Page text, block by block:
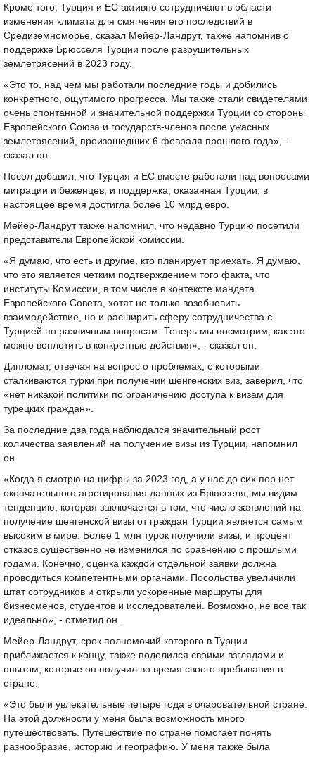
Кроме того, Турция и ЕС активно сотрудничают в области
изменения климата для смягчения его последствий в
Средиземноморье, сказал Мейер-Ландрут, также напомнив о
поддержке Брюсселя Турции после разрушительных
землетрясений в 2023 году.
«Это то, над чем мы работали последние годы и добились
конкретного, ощутимого прогресса. Мы также стали свидетелями
очень спонтанной и значительной поддержки Турции со стороны
Европейского Союза и государств-членов после ужасных
землетрясений, произошедших 6 февраля прошлого года», -
сказал он.
Посол добавил, что Турция и ЕС вместе работали над вопросами
миграции и беженцев, и поддержка, оказанная Турции, в
настоящее время достигла более 10 млрд евро.
Мейер-Ландрут также напомнил, что недавно Турцию посетили
представители Европейской комиссии.
«Я думаю, что есть и другие, кто планирует приехать. Я думаю,
что это является четким подтверждением того факта, что
институты Комиссии, в том числе в контексте мандата
Европейского Совета, хотят не только возобновить
взаимодействие, но и расширить сферу сотрудничества с
Турцией по различным вопросам. Теперь мы посмотрим, как это
можно воплотить в конкретные действия», - сказал он.
Дипломат, отвечая на вопрос о проблемах, с которыми
сталкиваются турки при получении шенгенских виз, заверил, что
«нет никакой политики по ограничению доступа к визам для
турецких граждан».
За последние два года наблюдался значительный рост
количества заявлений на получение визы из Турции, напомнил
он.
«Когда я смотрю на цифры за 2023 год, а у нас до сих пор нет
окончательного агрегирования данных из Брюсселя, мы видим
тенденцию, которая заключается в том, что число заявлений на
получение шенгенской визы от граждан Турции является самым
высоким в мире. Более 1 млн турок получили визы, и процент
отказов существенно не изменился по сравнению с прошлыми
годами. Конечно, оценка каждой отдельной заявки должна
проводиться компетентными органами. Посольства увеличили
штат сотрудников и открыли ускоренные маршруты для
бизнесменов, студентов и исследователей. Возможно, не все так
идеально», - отметил он.
Мейер-Ландрут, срок полномочий которого в Турции
приближается к концу, также поделился своими взглядами и
опытом, которые он получил во время своего пребывания в
стране.
«Это были увлекательные четыре года в очаровательной стране.
На этой должности у меня была возможность много
путешествовать. Путешествие по стране помогает понять
разнообразие, историю и географию. У меня также была